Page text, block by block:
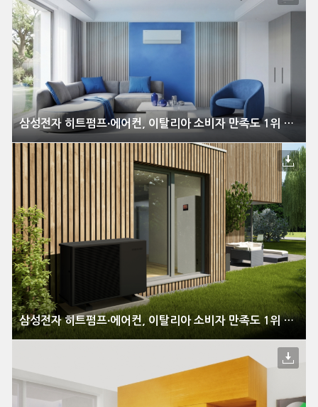
삼성전자 히트펌프∙에어컨, 이탈리아 소비자 만족도 1위 석권
삼성전자 히트펌프∙에어컨, 이탈리아 소비자 만족도 1위 석권